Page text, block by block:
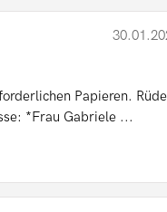
Papieren.
*Frau Gabriele ...